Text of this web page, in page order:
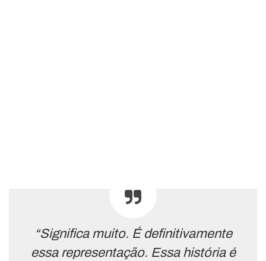
“Significa muito. É definitivamente
essa representação. Essa história é